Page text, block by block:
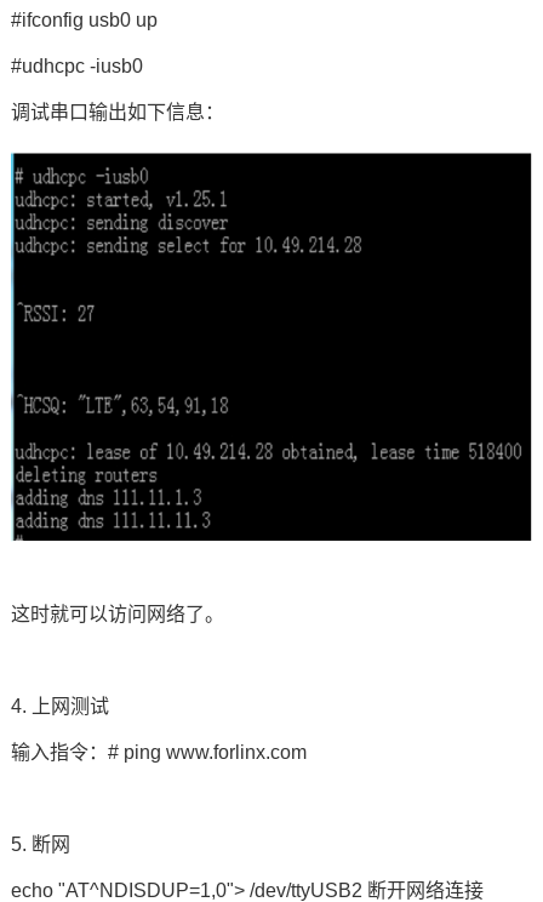
#ifconfig usb0 up
#udhcpc -iusb0
调试串口输出如下信息：
这时就可以访问网络了。
4. 上网测试
输入指令：# ping www.forlinx.com
5. 断网
echo "AT^NDISDUP=1,0"> /dev/ttyUSB2 断开网络连接